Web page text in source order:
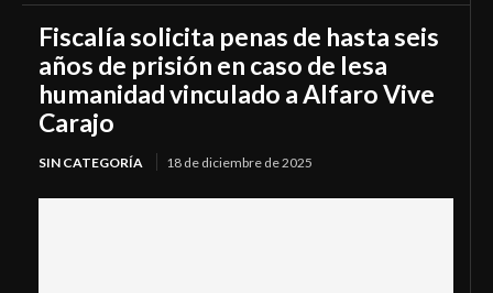
Fiscalía solicita penas de hasta seis
años de prisión en caso de lesa
humanidad vinculado a Alfaro Vive
Carajo
SIN CATEGORÍA 18 de diciembre de 2025